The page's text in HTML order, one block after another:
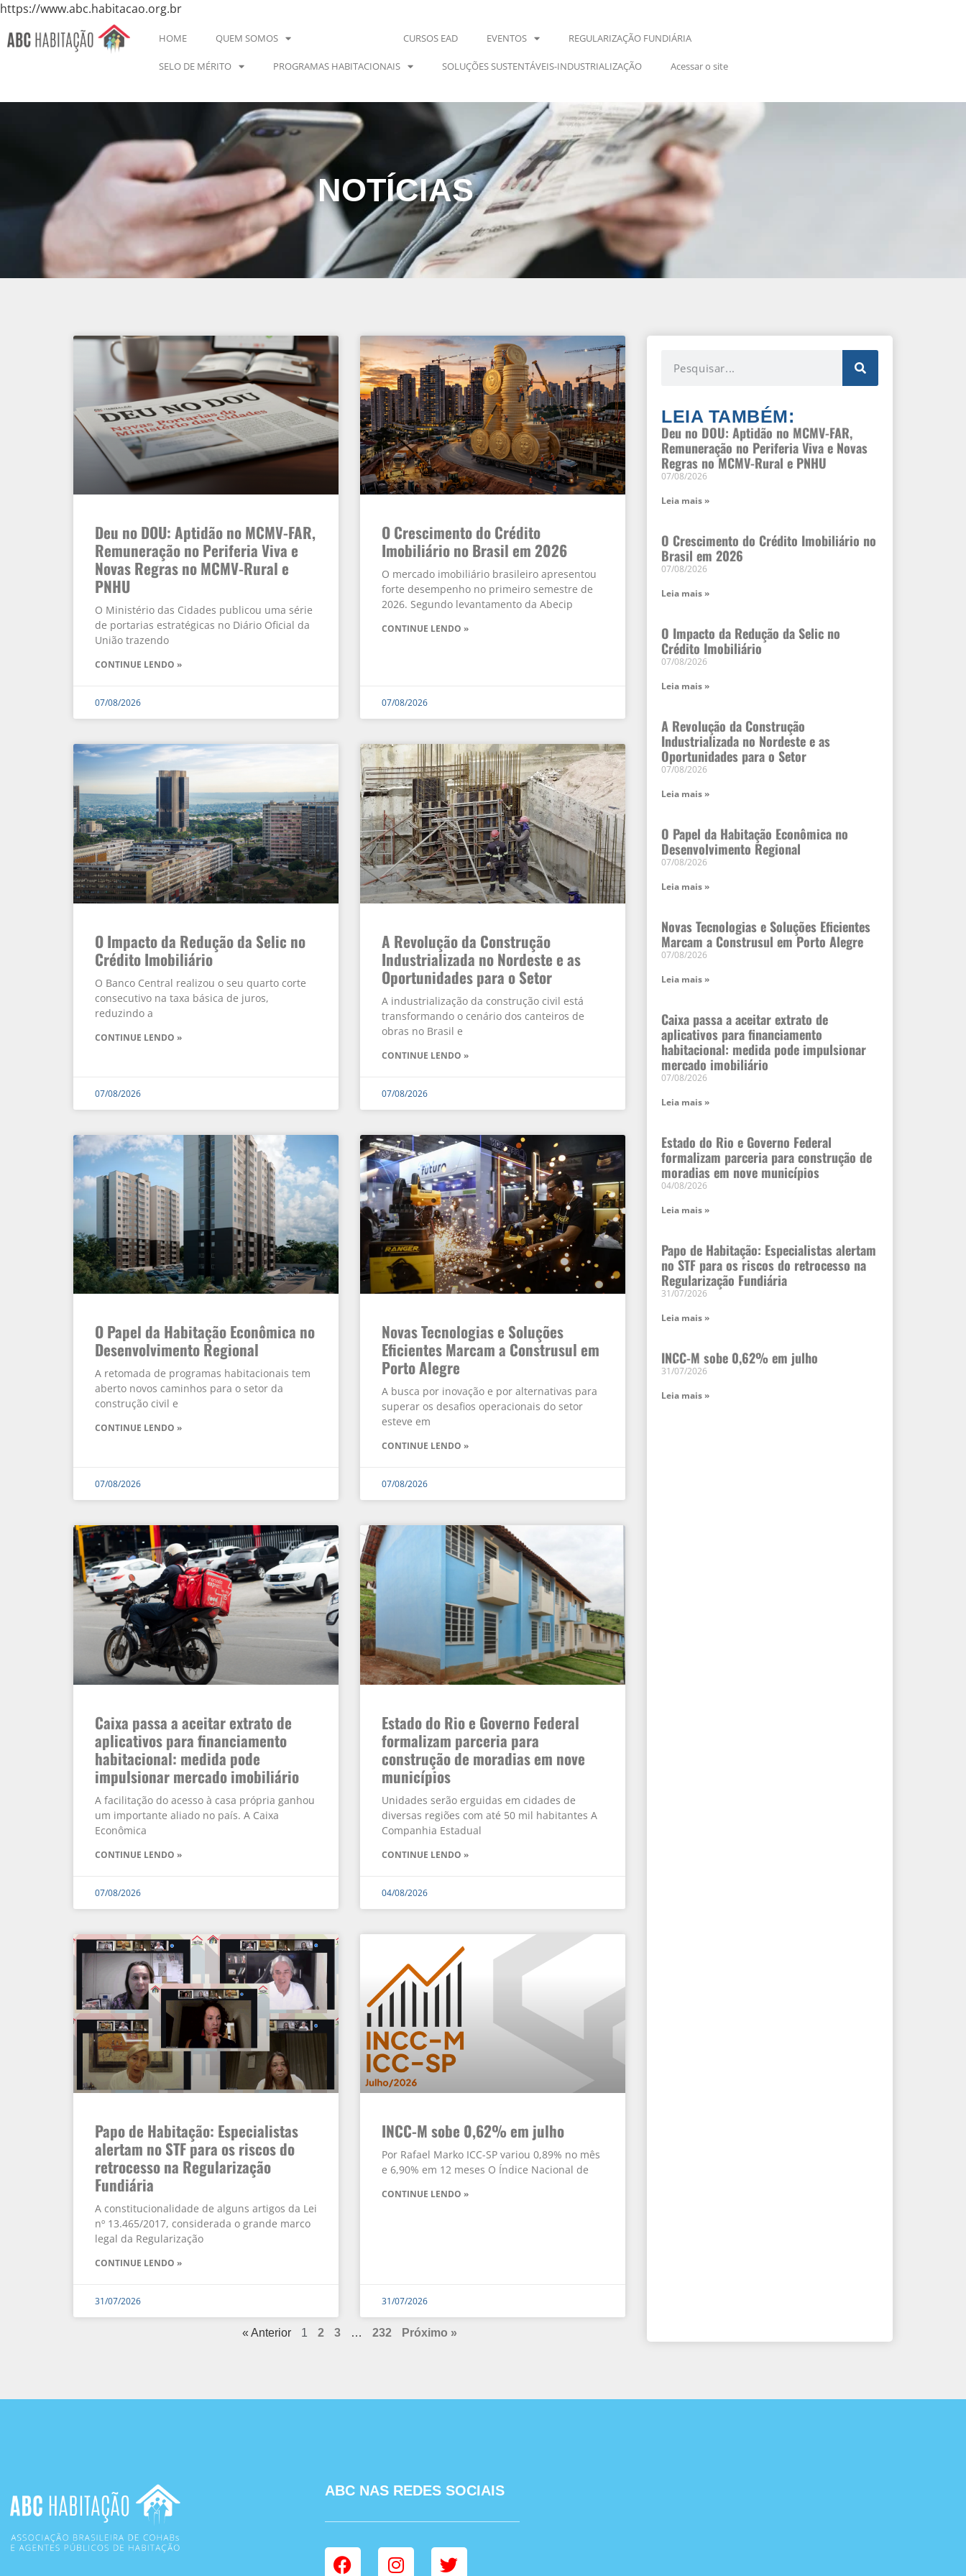
https://www.abc.habitacao.org.br
HOME QUEM SOMOS CURSOS EAD EVENTOS REGULARIZAÇÃO FUNDIÁRIA
SELO DE MÉRITO PROGRAMAS HABITACIONAIS SOLUÇÕES SUSTENTÁVEIS-INDUSTRIALIZAÇÃO Acessar o site
NOTÍCIAS
Deu no DOU: Aptidão no MCMV-FAR,
Remuneração no Periferia Viva e
Novas Regras no MCMV-Rural e
PNHU
O Ministério das Cidades publicou uma série
de portarias estratégicas no Diário Oficial da
União trazendo
CONTINUE LENDO »
07/08/2026
O Crescimento do Crédito
Imobiliário no Brasil em 2026
O mercado imobiliário brasileiro apresentou
forte desempenho no primeiro semestre de
2026. Segundo levantamento da Abecip
CONTINUE LENDO »
07/08/2026
O Impacto da Redução da Selic no
Crédito Imobiliário
O Banco Central realizou o seu quarto corte
consecutivo na taxa básica de juros,
reduzindo a
CONTINUE LENDO »
07/08/2026
A Revolução da Construção
Industrializada no Nordeste e as
Oportunidades para o Setor
A industrialização da construção civil está
transformando o cenário dos canteiros de
obras no Brasil e
CONTINUE LENDO »
07/08/2026
O Papel da Habitação Econômica no
Desenvolvimento Regional
A retomada de programas habitacionais tem
aberto novos caminhos para o setor da
construção civil e
CONTINUE LENDO »
07/08/2026
Novas Tecnologias e Soluções
Eficientes Marcam a Construsul em
Porto Alegre
A busca por inovação e por alternativas para
superar os desafios operacionais do setor
esteve em
CONTINUE LENDO »
07/08/2026
Caixa passa a aceitar extrato de
aplicativos para financiamento
habitacional: medida pode
impulsionar mercado imobiliário
A facilitação do acesso à casa própria ganhou
um importante aliado no país. A Caixa
Econômica
CONTINUE LENDO »
07/08/2026
Estado do Rio e Governo Federal
formalizam parceria para
construção de moradias em nove
municípios
Unidades serão erguidas em cidades de
diversas regiões com até 50 mil habitantes A
Companhia Estadual
CONTINUE LENDO »
04/08/2026
Papo de Habitação: Especialistas
alertam no STF para os riscos do
retrocesso na Regularização
Fundiária
A constitucionalidade de alguns artigos da Lei
nº 13.465/2017, considerada o grande marco
legal da Regularização
CONTINUE LENDO »
31/07/2026
INCC-M sobe 0,62% em julho
Por Rafael Marko ICC-SP variou 0,89% no mês
e 6,90% em 12 meses O Índice Nacional de
CONTINUE LENDO »
31/07/2026
« Anterior 1 2 3 … 232 Próximo »
LEIA TAMBÉM:
Deu no DOU: Aptidão no MCMV-FAR,
Remuneração no Periferia Viva e Novas
Regras no MCMV-Rural e PNHU
07/08/2026
Leia mais »
O Crescimento do Crédito Imobiliário no
Brasil em 2026
07/08/2026
Leia mais »
O Impacto da Redução da Selic no
Crédito Imobiliário
07/08/2026
Leia mais »
A Revolução da Construção
Industrializada no Nordeste e as
Oportunidades para o Setor
07/08/2026
Leia mais »
O Papel da Habitação Econômica no
Desenvolvimento Regional
07/08/2026
Leia mais »
Novas Tecnologias e Soluções Eficientes
Marcam a Construsul em Porto Alegre
07/08/2026
Leia mais »
Caixa passa a aceitar extrato de
aplicativos para financiamento
habitacional: medida pode impulsionar
mercado imobiliário
07/08/2026
Leia mais »
Estado do Rio e Governo Federal
formalizam parceria para construção de
moradias em nove municípios
04/08/2026
Leia mais »
Papo de Habitação: Especialistas alertam
no STF para os riscos do retrocesso na
Regularização Fundiária
31/07/2026
Leia mais »
INCC-M sobe 0,62% em julho
31/07/2026
Leia mais »
ABC NAS REDES SOCIAIS